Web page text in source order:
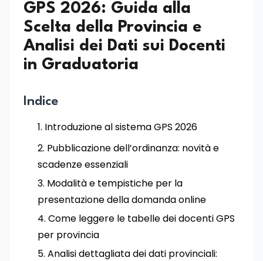
GPS 2026: Guida alla
Scelta della Provincia e
Analisi dei Dati sui Docenti
in Graduatoria
Indice
Introduzione al sistema GPS 2026
Pubblicazione dell’ordinanza: novità e
scadenze essenziali
Modalità e tempistiche per la
presentazione della domanda online
Come leggere le tabelle dei docenti GPS
per provincia
Analisi dettagliata dei dati provinciali: